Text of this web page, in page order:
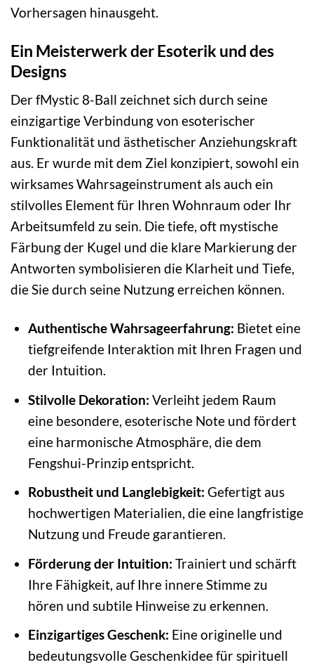
Vorhersagen hinausgeht.
Ein Meisterwerk der Esoterik und des
Designs
Der fMystic 8-Ball zeichnet sich durch seine
einzigartige Verbindung von esoterischer
Funktionalität und ästhetischer Anziehungskraft
aus. Er wurde mit dem Ziel konzipiert, sowohl ein
wirksames Wahrsageinstrument als auch ein
stilvolles Element für Ihren Wohnraum oder Ihr
Arbeitsumfeld zu sein. Die tiefe, oft mystische
Färbung der Kugel und die klare Markierung der
Antworten symbolisieren die Klarheit und Tiefe,
die Sie durch seine Nutzung erreichen können.
Authentische Wahrsageerfahrung: Bietet eine
tiefgreifende Interaktion mit Ihren Fragen und
der Intuition.
Stilvolle Dekoration: Verleiht jedem Raum
eine besondere, esoterische Note und fördert
eine harmonische Atmosphäre, die dem
Fengshui-Prinzip entspricht.
Robustheit und Langlebigkeit: Gefertigt aus
hochwertigen Materialien, die eine langfristige
Nutzung und Freude garantieren.
Förderung der Intuition: Trainiert und schärft
Ihre Fähigkeit, auf Ihre innere Stimme zu
hören und subtile Hinweise zu erkennen.
Einzigartiges Geschenk: Eine originelle und
bedeutungsvolle Geschenkidee für spirituell